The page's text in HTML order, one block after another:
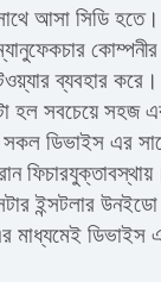
আসা সিডি হতে।
ব্যবহার করে।
হল সবচেয়ে সহজ
ডিভাইস এর
ইন্সটলার
মাধ্যমেই ডিভাইস